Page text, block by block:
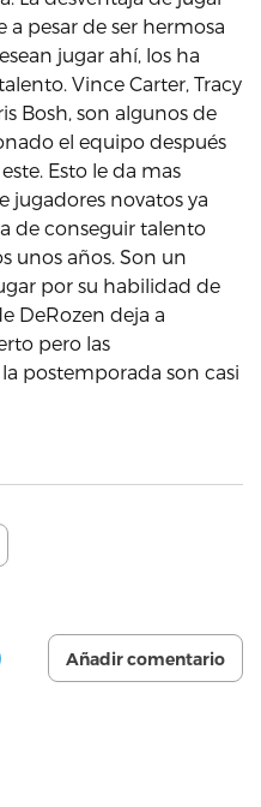
pesar de ser hermosa
jugar ahí, los ha
Vince Carter, Tracy
Bosh, son algunos de
el equipo después
Esto le da mas
jugadores novatos ya
de conseguir talento
unos años. Son un
por su habilidad de
DeRozen deja a
pero las
postemporada son casi
Añadir comentario